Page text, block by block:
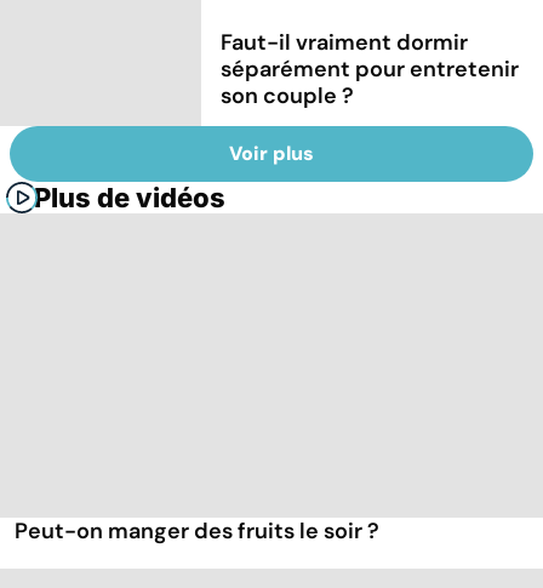
Faut-il vraiment dormir
séparément pour entretenir
son couple ?
Voir plus
Plus de vidéos
Peut-on manger des fruits le soir ?